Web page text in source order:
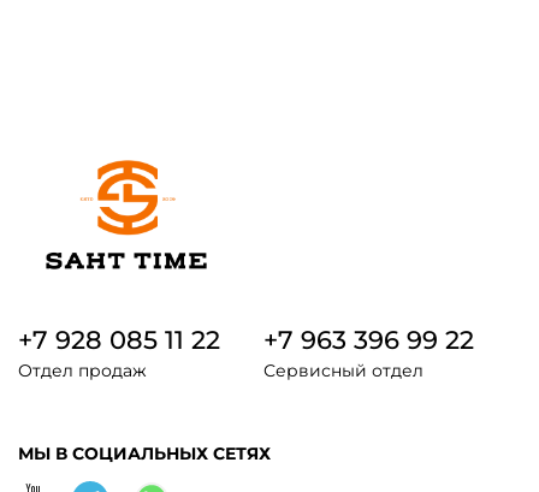
+7 928 085 11 22
Отдел продаж
+7 963 396 99 22
Сервисный отдел
МЫ В СОЦИАЛЬНЫХ СЕТЯХ